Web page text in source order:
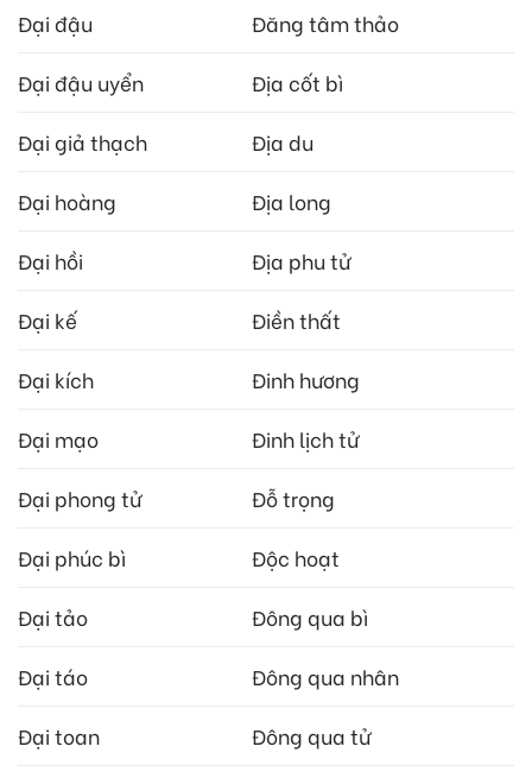
Đại đậu Đăng tâm thảo
Đại đậu uyển Địa cốt bì
Đại giả thạch Địa du
Đại hoàng Địa long
Đại hồi Địa phu tử
Đại kế Điền thất
Đại kích Đinh hương
Đại mạo Đinh lịch tử
Đại phong tử Đỗ trọng
Đại phúc bì Độc hoạt
Đại tảo Đông qua bì
Đại táo Đông qua nhân
Đại toan Đông qua tử